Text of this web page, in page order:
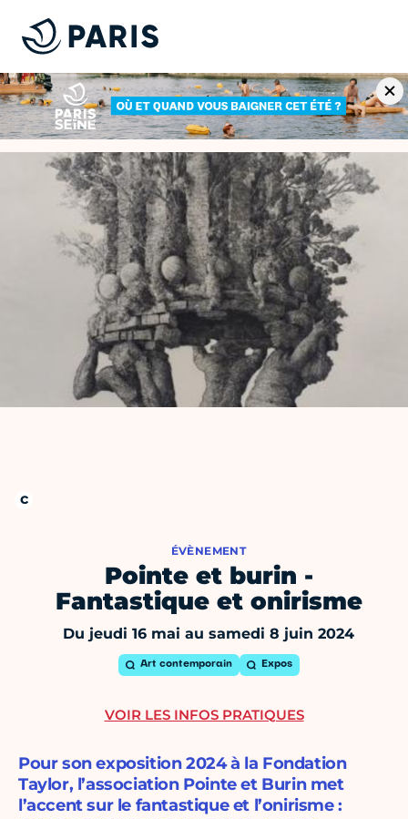
ÉVÈNEMENT
Pointe et burin -
Fantastique et onirisme
Du jeudi 16 mai au samedi 8 juin 2024
Art contemporain Expos
Pour son exposition 2024 à la Fondation
Taylor, l’association Pointe et Burin met
l’accent sur le fantastique et l’onirisme :
VOIR LES INFOS PRATIQUES